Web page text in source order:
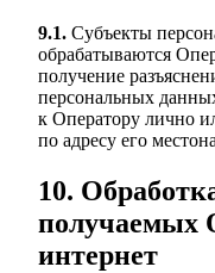
9.1. Субъекты
обрабатываются
получение
персональных
к Оператору лично
по адресу его
10.
получаемых
интернет